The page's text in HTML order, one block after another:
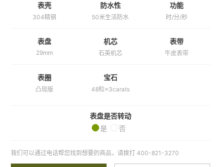
表壳
304精钢
防水性
50米生活防水
功能
时/分/秒
表盘
29mm
机芯
石英机芯
表带
牛皮表带
表圈
凸现版
宝石
48粒≈3carats
表盘是否转动
是
否
我们可以通过电话帮您找到想要的商品，请拨打 400-821-3270